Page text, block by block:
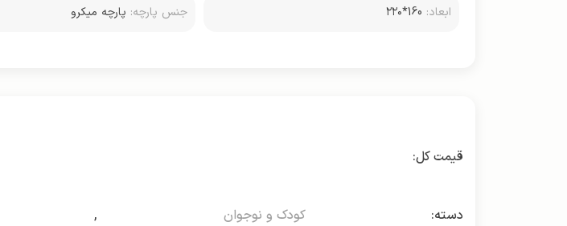
ابعاد: 160*۲۲۰ جنس پارچه: پارچه میکرو
دسته: کودک و نوجوان ,